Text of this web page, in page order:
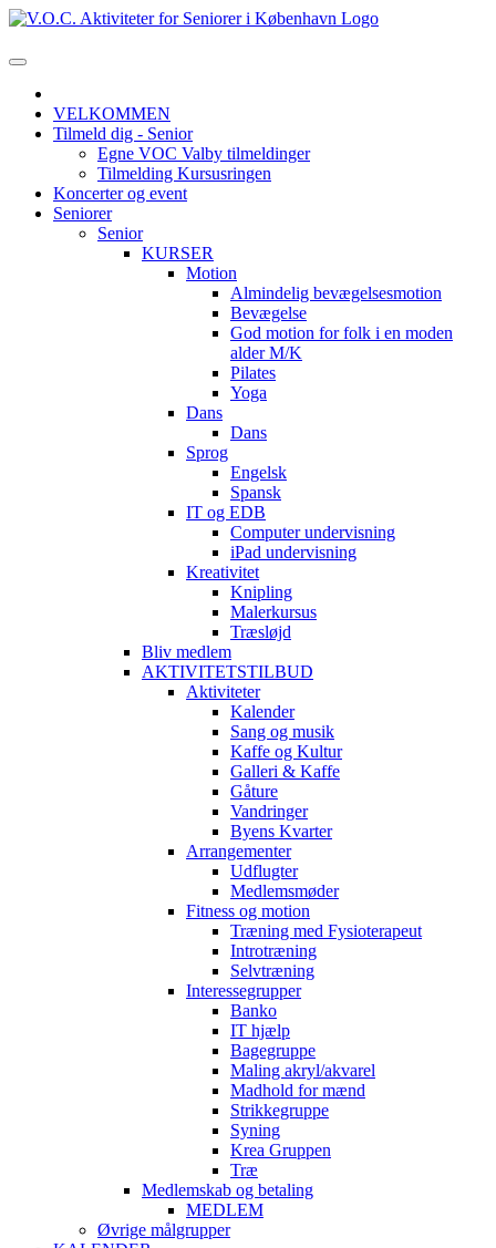
VELKOMMEN
Tilmeld dig - Senior
Egne VOC Valby tilmeldinger
Tilmelding Kursusringen
Koncerter og event
Seniorer
Senior
KURSER
Motion
Almindelig bevægelsesmotion
Bevægelse
God motion for folk i en moden
alder M/K
Pilates
Yoga
Dans
Dans
Sprog
Engelsk
Spansk
IT og EDB
Computer undervisning
iPad undervisning
Kreativitet
Knipling
Malerkursus
Træsløjd
Bliv medlem
AKTIVITETSTILBUD
Aktiviteter
Kalender
Sang og musik
Kaffe og Kultur
Galleri & Kaffe
Gåture
Vandringer
Byens Kvarter
Arrangementer
Udflugter
Medlemsmøder
Fitness og motion
Træning med Fysioterapeut
Introtræning
Selvtræning
Interessegrupper
Banko
IT hjælp
Bagegruppe
Maling akryl/akvarel
Madhold for mænd
Strikkegruppe
Syning
Krea Gruppen
Træ
Medlemskab og betaling
MEDLEM
Øvrige målgrupper